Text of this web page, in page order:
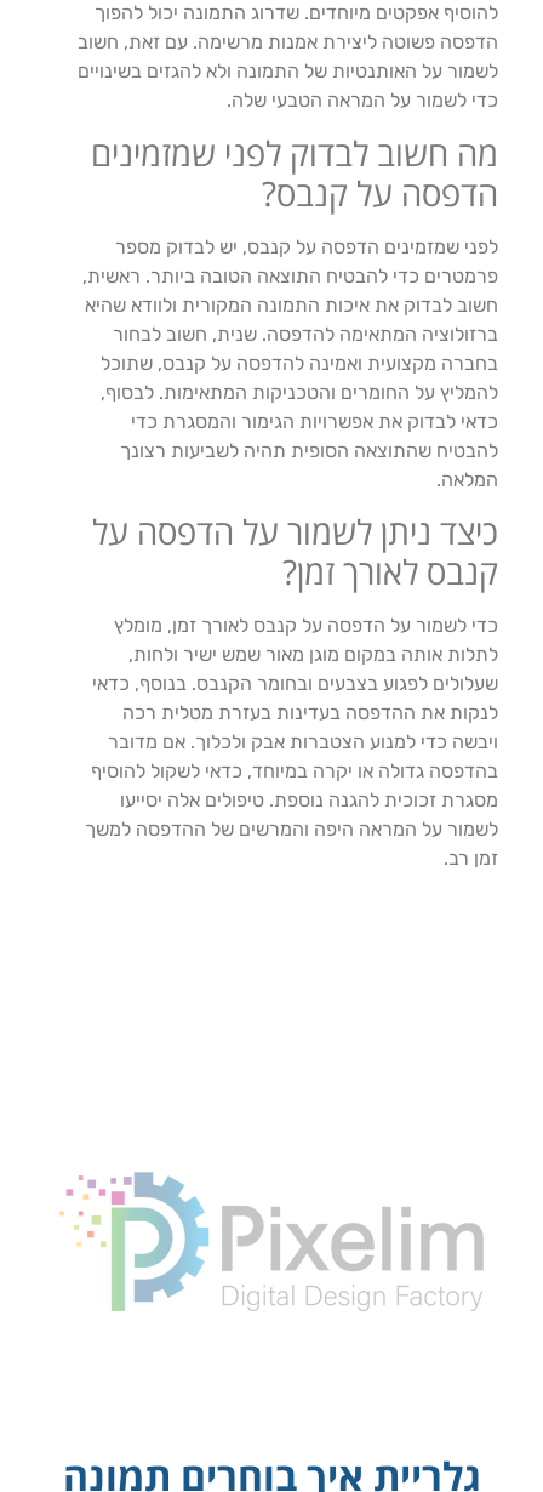
להוסיף אפקטים מיוחדים. שדרוג התמונה יכול להפוך
הדפסה פשוטה ליצירת אמנות מרשימה. עם זאת, חשוב
לשמור על האותנטיות של התמונה ולא להגזים בשינויים
כדי לשמור על המראה הטבעי שלה.
מה חשוב לבדוק לפני שמזמינים
הדפסה על קנבס?
לפני שמזמינים הדפסה על קנבס, יש לבדוק מספר
פרמטרים כדי להבטיח התוצאה הטובה ביותר. ראשית,
חשוב לבדוק את איכות התמונה המקורית ולוודא שהיא
ברזולוציה המתאימה להדפסה. שנית, חשוב לבחור
בחברה מקצועית ואמינה להדפסה על קנבס, שתוכל
להמליץ על החומרים והטכניקות המתאימות. לבסוף,
כדאי לבדוק את אפשרויות הגימור והמסגרת כדי
להבטיח שהתוצאה הסופית תהיה לשביעות רצונך
המלאה.
כיצד ניתן לשמור על הדפסה על
קנבס לאורך זמן?
כדי לשמור על הדפסה על קנבס לאורך זמן, מומלץ
לתלות אותה במקום מוגן מאור שמש ישיר ולחות,
שעלולים לפגוע בצבעים ובחומר הקנבס. בנוסף, כדאי
לנקות את ההדפסה בעדינות בעזרת מטלית רכה
ויבשה כדי למנוע הצטברות אבק ולכלוך. אם מדובר
בהדפסה גדולה או יקרה במיוחד, כדאי לשקול להוסיף
מסגרת זכוכית להגנה נוספת. טיפולים אלה יסייעו
לשמור על המראה היפה והמרשים של ההדפסה למשך
זמן רב.
גלריית איך בוחרים תמונה